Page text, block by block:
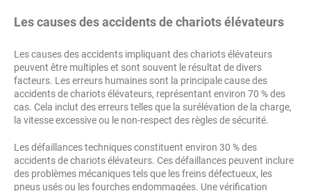
Les causes des accidents de chariots élévateurs
Les causes des accidents impliquant des chariots élévateurs
peuvent être multiples et sont souvent le résultat de divers
facteurs. Les erreurs humaines sont la principale cause des
accidents de chariots élévateurs, représentant environ 70 % des
cas. Cela inclut des erreurs telles que la surélévation de la charge,
la vitesse excessive ou le non-respect des règles de sécurité.
Les défaillances techniques constituent environ 30 % des
accidents de chariots élévateurs. Ces défaillances peuvent inclure
des problèmes mécaniques tels que les freins défectueux, les
pneus usés ou les fourches endommagées. Une vérification